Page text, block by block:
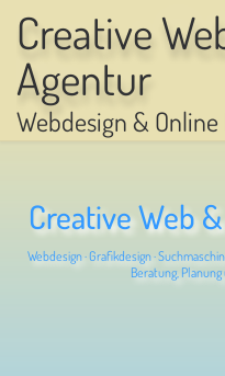
Zum Inhalt springen
Creative
Agentur
Webdesign &
Creative Web
Webdesign · Grafikdesign ·
Beratung, Planung